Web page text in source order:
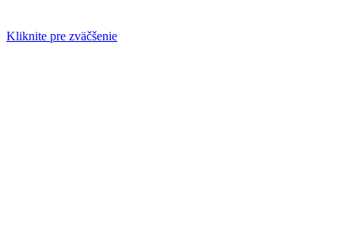
Kliknite pre zväčšenie